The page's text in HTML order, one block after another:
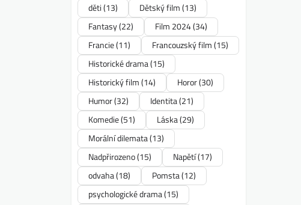
děti(13) Dětský film(13)
Fantasy(22) Film 2024(34)
Francie(11) Francouzský film(15)
Historické drama(15)
Historický film(14) Horor(30)
Humor(32) Identita(21)
Komedie(51) Láska(29)
Morální dilemata(13)
Nadpřirozeno(15) Napětí(17)
odvaha(18) Pomsta(12)
psychologické drama(15)